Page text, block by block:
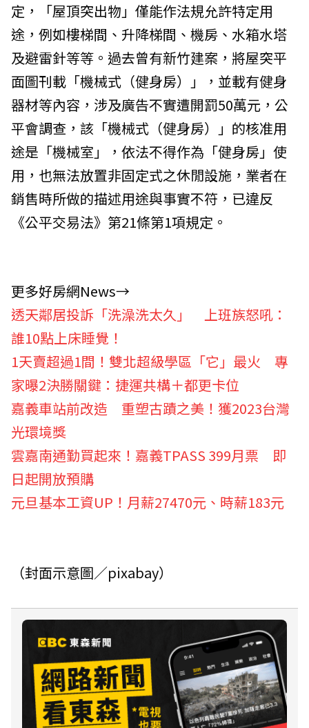
定，「屋頂突出物」僅能作法規允許特定用
途，例如樓梯間、升降梯間、機房、水箱水塔
及避雷針等等。過去曾有新竹建案，將屋突平
面圖刊載「機械式（健身房）」，並載有健身
器材等內容，涉及廣告不實遭開罰50萬元，公
平會調查，該「機械式（健身房）」的核准用
途是「機械室」，依法不得作為「健身房」使
用，也無法放置非固定式之休閒設施，業者在
銷售時所做的描述用途與事實不符，已違反
《公平交易法》第21條第1項規定。
更多好房網News→
透天鄰居投訴「洗澡洗太久」 上班族怒吼：
誰10點上床睡覺！
1天賣超過1間！雙北超級學區「它」最火 專
家曝2決勝關鍵：捷運共構＋都更卡位
嘉義車站前改造 重塑古蹟之美！獲2023台灣
光環境獎
雲嘉南通勤買起來！嘉義TPASS 399月票 即
日起開放預購
元旦基本工資UP！月薪27470元、時薪183元
（封面示意圖／pixabay）